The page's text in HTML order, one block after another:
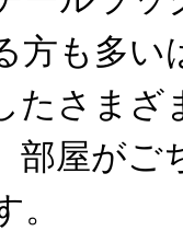
方も多い
たさまざ
部屋がご